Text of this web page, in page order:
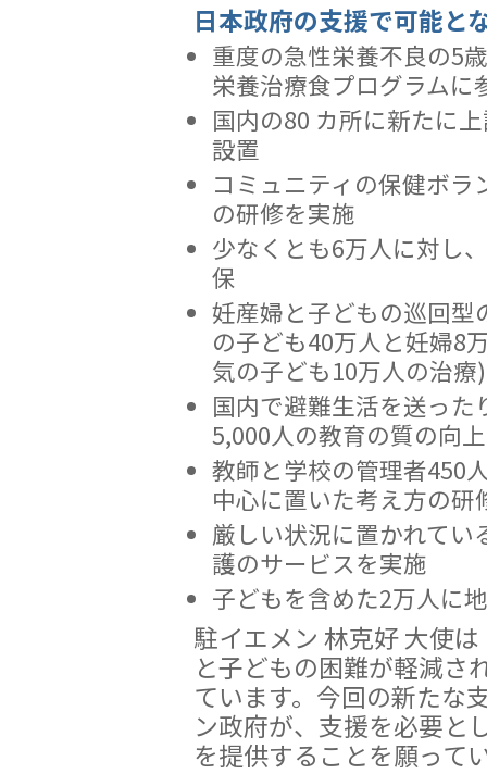
日本政府の支援で可能と
重度の急性栄養不良の5
栄養治療食プログラムに
国内の80 カ所に新たに
設置
コミュニティの保健ボ
の研修を実施
少なくとも6万人に対し
保
妊産婦と子どもの巡回
の子ども40万人と妊婦8
気の子ども10万人の治療)
国内で避難生活を送っ
5,000人の教育の質の向上
教師と学校の管理者450
中心に置いた考え方の研
厳しい状況に置かれて
護のサービスを実施
子どもを含めた2万人に
駐イエメン 林克好 大使
と子どもの困難が軽減さ
ています。今回の新たな
ン政府が、支援を必要と
を提供することを願って